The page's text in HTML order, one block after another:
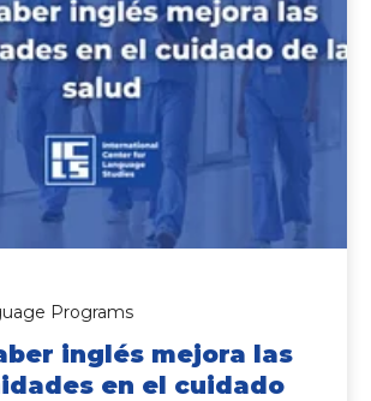
Programs
inglés mejora las
en el cuidado